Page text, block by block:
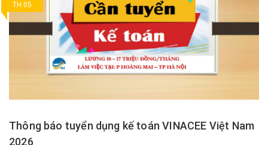
TH 05
Thông báo tuyển dụng kế toán VINACEE Việt Nam
2026